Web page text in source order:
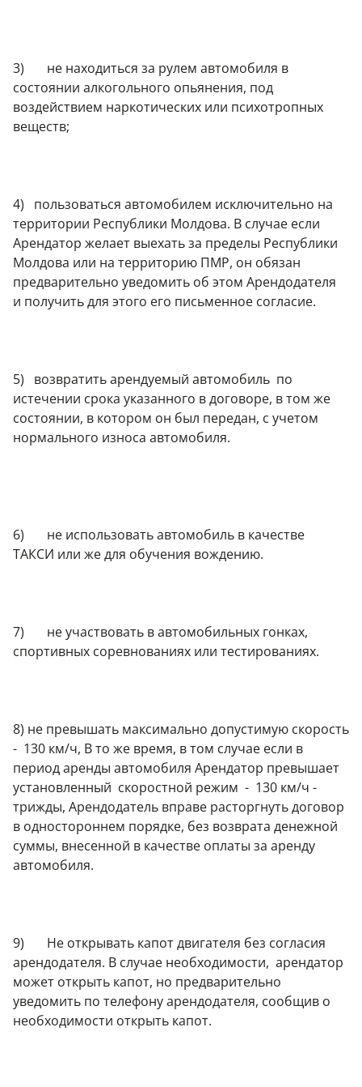
3) не находиться за рулем автомобиля в
состоянии алкогольного опьянения, под
воздействием наркотических или психотропных
веществ;
4) пользоваться автомобилем исключительно на
территории Республики Молдова. В случае если
Арендатор желает выехать за пределы Республики
Молдова или на территорию ПМР, он обязан
предварительно уведомить об этом Арендодателя
и получить для этого его письменное согласие.
5) возвратить арендуемый автомобиль по
истечении срока указанного в договоре, в том же
состоянии, в котором он был передан, с учетом
нормального износа автомобиля.
6) не использовать автомобиль в качестве
ТАКСИ или же для обучения вождению.
7) не участвовать в автомобильных гонках,
спортивных соревнованиях или тестированиях.
8) не превышать максимально допустимую скорость
- 130 км/ч, В то же время, в том случае если в
период аренды автомобиля Арендатор превышает
установленный скоростной режим - 130 км/ч -
трижды, Арендодатель вправе расторгнуть договор
в одностороннем порядке, без возврата денежной
суммы, внесенной в качестве оплаты за аренду
автомобиля.
9) Не открывать капот двигателя без согласия
арендодателя. В случае необходимости, арендатор
может открыть капот, но предварительно
уведомить по телефону арендодателя, сообщив о
необходимости открыть капот.